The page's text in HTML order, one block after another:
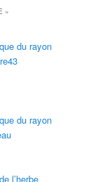
»
du rayon
du rayon
l’herbe